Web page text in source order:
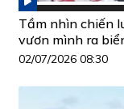
Tầm nhìn chiến
vươn mình ra
02/07/2026 08:30